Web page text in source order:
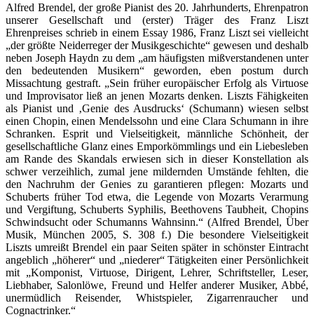
Alfred Brendel, der große Pianist des 20. Jahrhunderts, Ehrenpatron
unserer Gesellschaft und (erster) Träger des Franz Liszt
Ehrenpreises schrieb in einem Essay 1986, Franz Liszt sei vielleicht
„der größte Neiderreger der Musikgeschichte“ gewesen und deshalb
neben Joseph Haydn zu dem „am häufigsten mißverstandenen unter
den bedeutenden Musikern“ geworden, eben postum durch
Missachtung gestraft. „Sein früher europäischer Erfolg als Virtuose
und Improvisator ließ an jenen Mozarts denken. Liszts Fähigkeiten
als Pianist und ‚Genie des Ausdrucks‘ (Schumann) wiesen selbst
einen Chopin, einen Mendelssohn und eine Clara Schumann in ihre
Schranken. Esprit und Vielseitigkeit, männliche Schönheit, der
gesellschaftliche Glanz eines Emporkömmlings und ein Liebesleben
am Rande des Skandals erwiesen sich in dieser Konstellation als
schwer verzeihlich, zumal jene mildernden Umstände fehlten, die
den Nachruhm der Genies zu garantieren pflegen: Mozarts und
Schuberts früher Tod etwa, die Legende von Mozarts Verarmung
und Vergiftung, Schuberts Syphilis, Beethovens Taubheit, Chopins
Schwindsucht oder Schumanns Wahnsinn.“ (Alfred Brendel, Über
Musik, München 2005, S. 308 f.) Die besondere Vielseitigkeit
Liszts umreißt Brendel ein paar Seiten später in schönster Eintracht
angeblich „höherer“ und „niederer“ Tätigkeiten einer Persönlichkeit
mit „Komponist, Virtuose, Dirigent, Lehrer, Schriftsteller, Leser,
Liebhaber, Salonlöwe, Freund und Helfer anderer Musiker, Abbé,
unermüdlich Reisender, Whistspieler, Zigarrenraucher und
Cognactrinker.“